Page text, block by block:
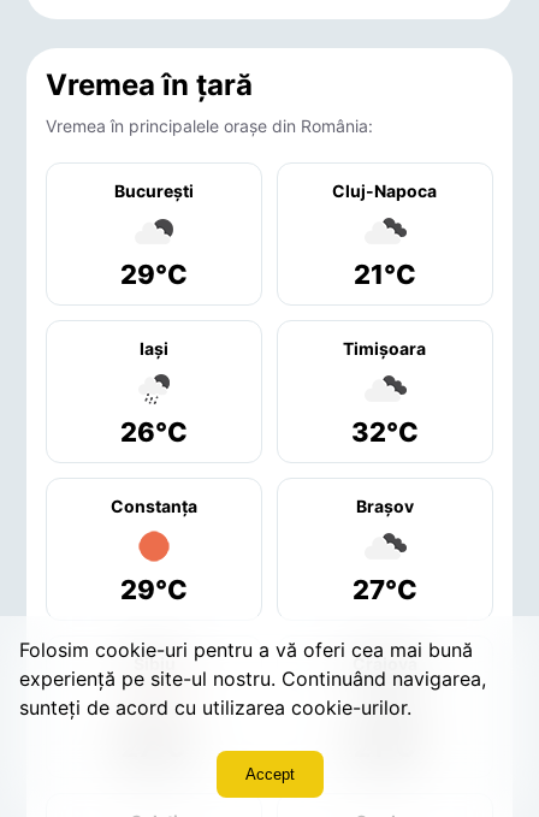
Vremea în țară
Vremea în principalele orașe din România:
București
29°C
Cluj-Napoca
21°C
Iaşi
26°C
Timişoara
32°C
Constanţa
29°C
Braşov
27°C
Sibiu Craiova
Folosim cookie-uri pentru a vă oferi cea mai bună
experiență pe site-ul nostru. Continuând navigarea,
sunteți de acord cu utilizarea cookie-urilor.
Accept